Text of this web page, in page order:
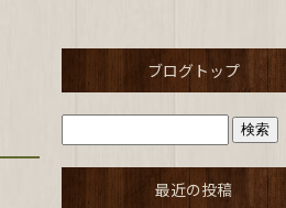
ブログトップ
最近の投稿